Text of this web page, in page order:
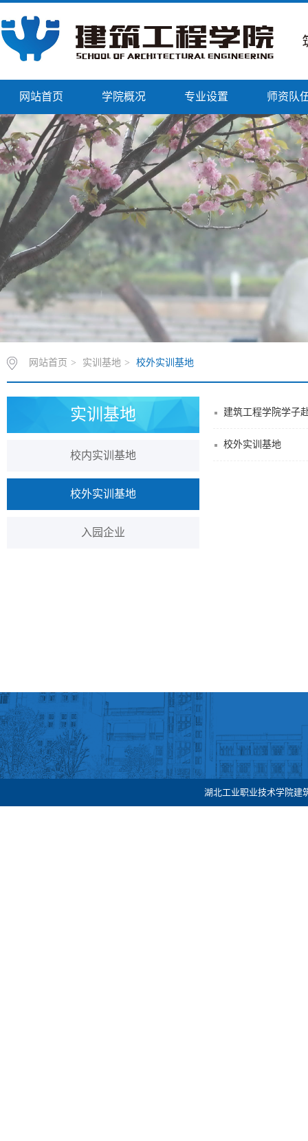
网站首页 学院概况 专业设置 师资队
网站首页 > 实训基地 > 校外实训基地
实训基地
校内实训基地
校外实训基地
入园企业
建筑工程学院学子
校外实训基地
湖北工业职业技术学院